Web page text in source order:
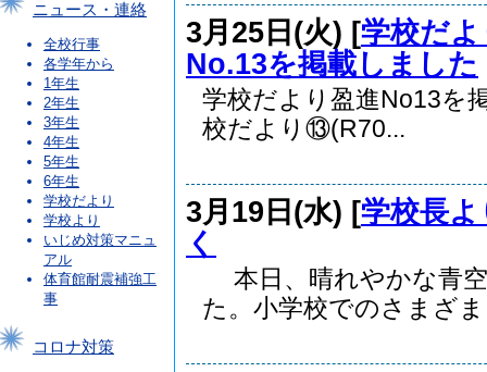
ニュース・連絡
全校行事
各学年から
1年生
2年生
3年生
4年生
5年生
6年生
学校だより
学校より
いじめ対策マニュ
アル
体育館耐震補強工
事
コロナ対策
3月25日(火) [学校だ
No.13を掲載しました
学校だより盈進No13を
校だより⑬(R70...
3月19日(水) [学校長よ
く
本日、晴れやかな青
た。小学校でのさまざ